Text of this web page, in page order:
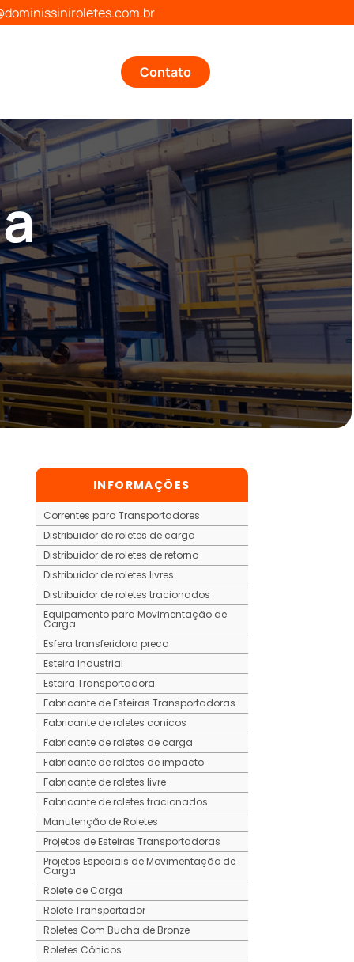
Contato
INFORMAÇÕES
Correntes para Transportadores
Distribuidor de roletes de carga
Distribuidor de roletes de retorno
Distribuidor de roletes livres
Distribuidor de roletes tracionados
Equipamento para Movimentação de
Carga
Esfera transferidora preco
Esteira Industrial
Esteira Transportadora
Fabricante de Esteiras Transportadoras
Fabricante de roletes conicos
Fabricante de roletes de carga
Fabricante de roletes de impacto
Fabricante de roletes livre
Fabricante de roletes tracionados
Manutenção de Roletes
Projetos de Esteiras Transportadoras
Projetos Especiais de Movimentação de
Carga
Rolete de Carga
Rolete Transportador
Roletes Com Bucha de Bronze
Roletes Cônicos